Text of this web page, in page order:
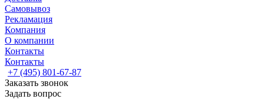
Самовывоз
Рекламация
Компания
О компании
Контакты
Контакты
+7 (495) 801-67-87
Заказать звонок
Задать вопрос